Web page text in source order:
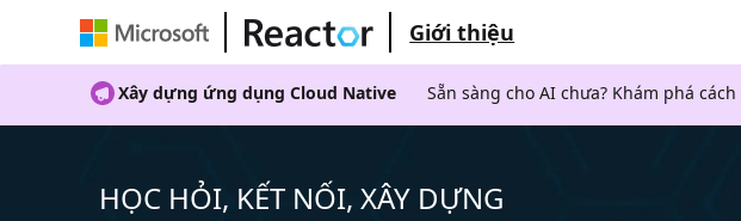
Giới thiệu
Xây dựng ứng dụng Cloud Native Sẵn sàng cho AI chưa? Khám phá
HỌC HỎI, KẾT NỐI, XÂY DỰNG